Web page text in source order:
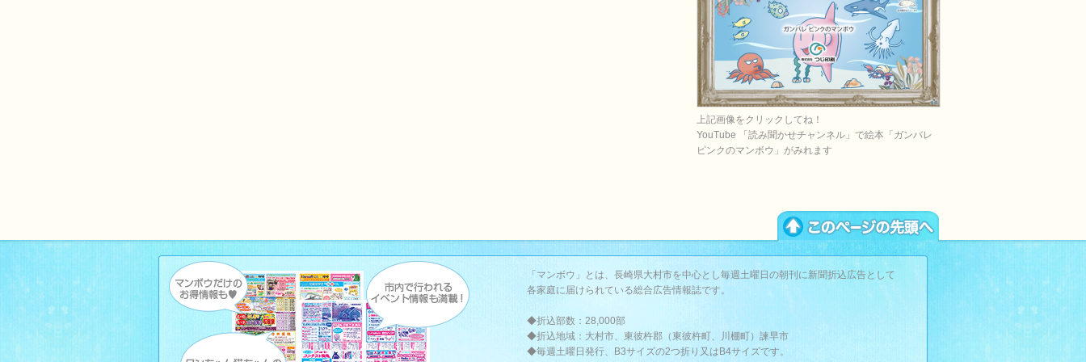
上記画像をクリックしてね！
YouTube 「読み聞かせチャンネル」で絵本「ガンバレ
ピンクのマンボウ」がみれます
「マンボウ」とは、長崎県大村市を中心とし毎週土曜日の朝刊に新聞折込広告として
各家庭に届けられている総合広告情報誌です。
◆折込部数：28,000部
◆折込地域：大村市、東彼杵郡（東彼杵町、川棚町）諫早市
◆毎週土曜日発行、B3サイズの2つ折り又はB4サイズです。